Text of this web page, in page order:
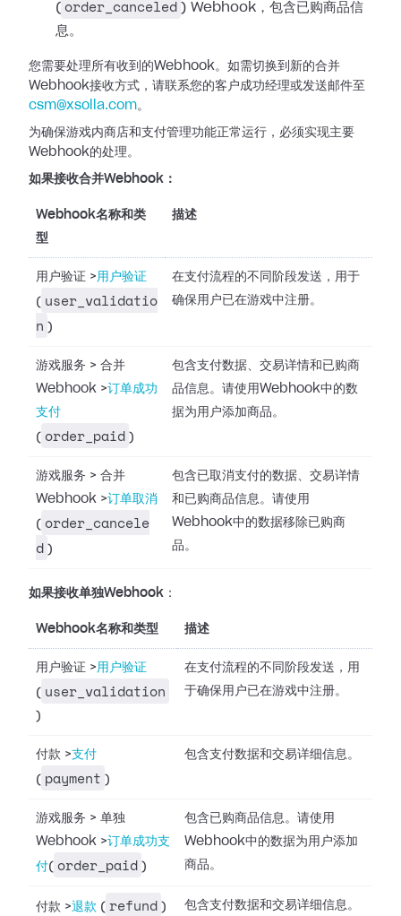
( order_canceled ) Webhook，包含已购商品信
息。
您需要处理所有收到的Webhook。如需切换到新的合并
Webhook接收方式，请联系您的客户成功经理或发送邮件至
csm@xsolla.com。
为确保游戏内商店和支付管理功能正常运行，必须实现主要
Webhook的处理。
如果接收合并Webhook：
Webhook名称和类
型
描述
用户验证 >用户验证
( user_validatio
n )
在支付流程的不同阶段发送，用于
确保用户已在游戏中注册。
游戏服务 > 合并
Webhook >订单成功
支付
( order_paid )
包含支付数据、交易详情和已购商
品信息。请使用Webhook中的数
据为用户添加商品。
游戏服务 > 合并
Webhook >订单取消
( order_cancele
d )
包含已取消支付的数据、交易详情
和已购商品信息。请使用
Webhook中的数据移除已购商
品。
如果接收单独Webhook ：
Webhook名称和类型 描述
用户验证 >用户验证
( user_validation
)
在支付流程的不同阶段发送，用
于确保用户已在游戏中注册。
付款 >支付
( payment )
包含支付数据和交易详细信息。
游戏服务 > 单独
Webhook >订单成功支
付( order_paid )
包含已购商品信息。请使用
Webhook中的数据为用户添加
商品。
付款 >退款 ( refund ) 包含支付数据和交易详细信息。